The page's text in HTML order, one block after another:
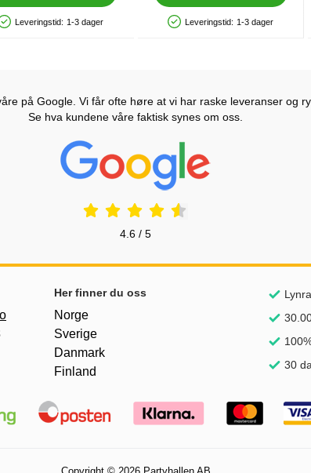
Produkttilgjengelighet: På lager
Leveringstid: 1-3 dager
Produkttilgjengelighet: På lager
Leveringstid: 1-3 dager
på Google. Vi får ofte høre at vi har raske leveranser og
Se hva kundene våre faktisk synes om oss.
Prisjakt Vurdering: 4.6 Stjerne
4.6 / 5
Her finner du oss
Norge
Sverige
Danmark
Finland
30